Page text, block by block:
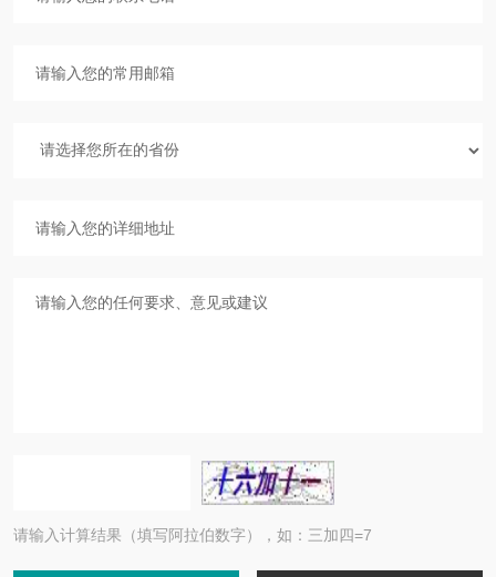
请输入计算结果（填写阿拉伯数字），如：三加四=7